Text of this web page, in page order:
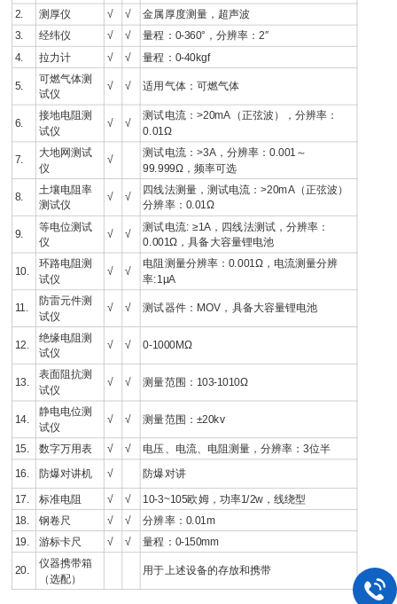
2.
测厚仪 √ √
金属厚度测量，超声波
3.
经纬仪 √ √
量程：0-360°，分辨率：2″
4.
拉力计 √ √ 量程：0-40kgf
5.
可燃气体测
试仪
√ √ 适用气体：可燃气体
6.
接地电阻测
试仪
√ √
测试电流：>20mA（正弦波），分辨率：
0.01Ω
7.
大地网测试
仪
√
测试电流：>3A，分辨率：0.001～
99.999Ω，频率可选
8.
土壤电阻率
测试仪
√ √
四线法测量，测试电流：>20mA（正弦波）
分辨率：0.01Ω
9.
等电位测试
仪
√ √
测试电流: ≥1A，四线法测试，分辨率：
0.001Ω，具备大容量锂电池
10.
环路电阻测
试仪
√ √
电阻测量分辨率：0.001Ω，电流测量分辨
率:1μA
11.
防雷元件测
试仪
√ √ 测试器件：MOV，具备大容量锂电池
12.
绝缘电阻测
试仪
√ √ 0-1000MΩ
13.
表面阻抗测
试仪
√ √ 测量范围：103-1010Ω
14.
静电电位测
试仪
√ √ 测量范围：±20kv
15. 数字万用表 √ √
电压、电流、电阻测量，分辨率：3位半
16.
防爆对讲机 √ 防爆对讲
17. 标准电阻 √ √
10-3~105欧姆，功率1/2w，线绕型
18.
钢卷尺 √ √
分辨率：0.01m
19.
游标卡尺 √ √ 量程：0-150mm
20.
仪器携带箱
（选配）
用于上述设备的存放和携带